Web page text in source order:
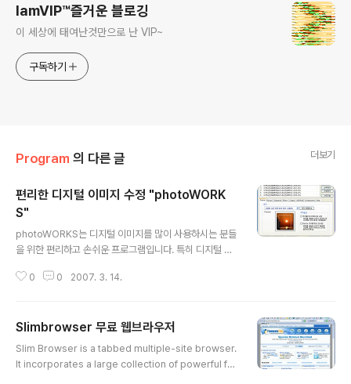
IamVIP™즐거운 블로깅
이 세상에 태여난것만으로 난 VIP~
구독하기
Program 의 다른 글 더보기
편리한 디지털 이미지 수정 "photoWORK
S"
photoWORKS는 디지털 이미지를 많이 사용하시는 분들
을 위한 편리하고 손쉬운 프로그램입니다. 특히 디지털 카
포토샵처럼 덩치크고 사용하기 불편한 프로그램들보다도
주며, 일괄배치 작업을 통해 능률적으로 작업을 하실수 있
습니다. 다양한 액자기능의 적용으로 사진을 보다 품위있
게 만들수 있으며, 그래픽 도구들에서 제공해주는 Auto L
0 0 2007. 3. 14.
Slimbrowser 무료 웹브라우저
Slim Browser is a tabbed multiple-site browser.
It incorporates a large collection of powerful fe